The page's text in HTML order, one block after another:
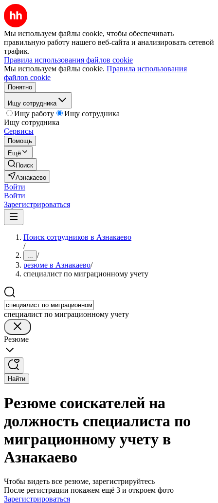
Мы используем файлы cookie, чтобы обеспечивать
правильную работу нашего веб-сайта и анализировать сетевой
трафик.
Правила использования файлов cookie
Мы используем файлы cookie. Правила использования
файлов cookie
Понятно
Ищу сотрудника
Ищу работу
Ищу сотрудника
Ищу сотрудника
Сервисы
Помощь
Ещё
Поиск
Азнакаево
Войти
Войти
Зарегистрироваться
Поиск сотрудников в Азнакаево
/
... /
резюме в Азнакаево/
специалист по миграционному учету
специалист по миграционному учету
Резюме
Найти
Резюме соискателей на
должность специалиста по
миграционному учету в
Азнакаево
Чтобы видеть все резюме, зарегистрируйтесь
После регистрации покажем ещё 3 и откроем фото
Зарегистрироваться